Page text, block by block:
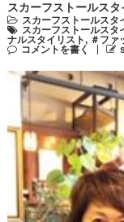
スカーフストールス
スカーフストールスタ
スカーフストールスタ
ナルスタイリスト, ＃ファ
コメントを書く